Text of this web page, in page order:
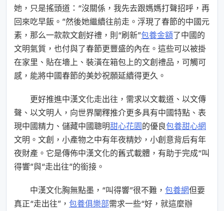
她，只是搖頭道：“沒關係，我先去跟媽媽打聲招呼，再
回來吃早飯。”然後她繼續往前走。浮現了春節的中國元
素，那么一款款文創好禮，則“刷新”包養金額了中國的
文明氣質，也付與了春節更豐盛的內在。這些可以被掛
在家里、貼在墻上、裝潢在箱包上的文創禮品，可觸可
感，能將中國春節的美妙祝願延續得更久。
更好推進中漢文化走出往，需求以文載道、以文傳
聲、以文明人，向世界闡釋推介更多具有中國特點、表
現中國精力、儲藏中國聰明甜心花園的優良包養甜心網
文明。文創，小產物之中有年夜精妙，小創意背后有年
夜財產。它是傳佈中漢文化的舊式載體，有助于完成“叫
得響”與“走出往”的銜接。
中漢文化胸無點墨，“叫得響”很不難， 包養網但要
真正“走出往”， 包養俱樂部需求一些“好，就這麼辦